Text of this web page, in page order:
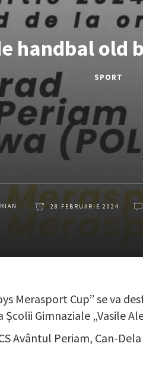
handbal old
SPORT
28 FEBRUARIE 2024
Merasport Cup” se va
Gimnaziale „Vasile
Avântul Periam, Can-